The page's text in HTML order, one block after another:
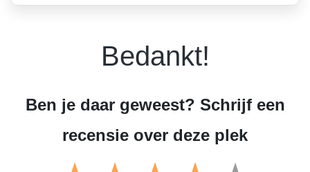
Bedankt!
Ben je daar geweest? Schrijf een
recensie over deze plek